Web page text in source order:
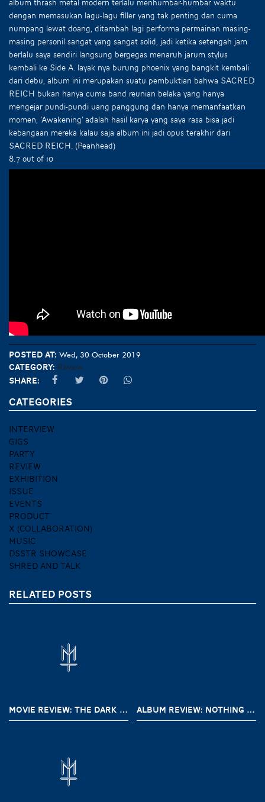
album thrash metal modern terlalu menhumbar-humbar waktu
dengan memasukan lagu-lagu filler yang tak penting dan cuma
numpang lewat doang, ditambah lagi performa permainan masing-
masing personil sangat yang sangat solid, jadi ketika setengah jam
berlalu saya sendiri langsung bergegas menaruh jarum stylus
kembali ke Side A. layak nya burung phoenix yang bangkit kembali
dari debu, album ini merupakan suatu pembuktian bahwa SACRED
REICH bukan hanya cuma band reunian belaka yang hanya
mengejar pundi-pundi uang panggung dan hanya memanfaatkan
momen, ‘Awakening’ adalah hasil karya yang saya rasa bisa jadi
kebangaan mereka kalau saja album ini jadi opus terakhir dari
SACRED REICH. (Peanhead)
8.7 out of 10
Posted at: Wed, 30 October 2019
Category: Review
Share:
CATEGORIES
INTERVIEW
GIGS
PARTY
REVIEW
EXHIBITION
ISSUE
EVENTS
PRODUCT
X (COLLABORATION)
MUSIC
DSSTR SHOWCASE
SHRED AND TALK
RELATED POSTS
MOVIE REVIEW: THE DARK AND THE WICKED (2020) ALBUM REVIEW: NOTHING – A SHORT HISTORY OF DECAY